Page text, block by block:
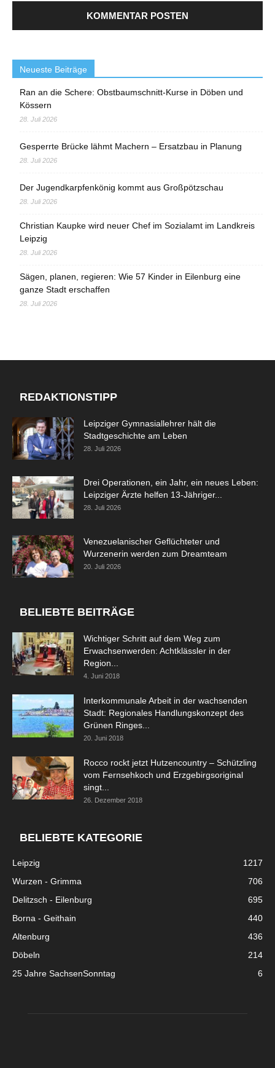
Neueste Beiträge
Ran an die Schere: Obstbaumschnitt-Kurse in Döben und
Kössern
28. Juli 2026
Gesperrte Brücke lähmt Machern – Ersatzbau in Planung
28. Juli 2026
Der Jugendkarpfenkönig kommt aus Großpötzschau
28. Juli 2026
Christian Kaupke wird neuer Chef im Sozialamt im Landkreis
Leipzig
28. Juli 2026
Sägen, planen, regieren: Wie 57 Kinder in Eilenburg eine
ganze Stadt erschaffen
28. Juli 2026
REDAKTIONSTIPP
Leipziger Gymnasiallehrer hält die
Stadtgeschichte am Leben
28. Juli 2026
Drei Operationen, ein Jahr, ein neues Leben:
Leipziger Ärzte helfen 13-Jähriger...
28. Juli 2026
Venezuelanischer Geflüchteter und
Wurzenerin werden zum Dreamteam
20. Juli 2026
BELIEBTE BEITRÄGE
Wichtiger Schritt auf dem Weg zum
Erwachsenwerden: Achtklässler in der
Region...
4. Juni 2018
Interkommunale Arbeit in der wachsenden
Stadt: Regionales Handlungskonzept des
Grünen Ringes...
20. Juni 2018
Rocco rockt jetzt Hutzencountry – Schützling
vom Fernsehkoch und Erzgebirgsoriginal
singt...
26. Dezember 2018
BELIEBTE KATEGORIE
Leipzig
1217
Wurzen - Grimma
706
Delitzsch - Eilenburg
695
Borna - Geithain
440
Altenburg
436
Döbeln
214
25 Jahre SachsenSonntag
6